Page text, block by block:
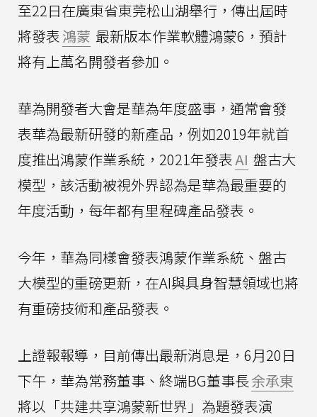
至22日在廣東省東莞松山湖舉行，傳出屆時
將發表鴻蒙 最新版本作業軟體鴻蒙6，預計
將有上萬名開發者參加。
華為開發者大會是華為年度盛事，通常會發
表華為最新研發的新產品，例如2019年就首
度推出鴻蒙作業系統，2021年發表AI 盤古大
模型，該活動被視外界認為是華為最重要的
年度活動，每年都有里程碑產品發表。
今年，華為同樣會發表鴻蒙作業系統、盤古
大模型的重磅更新，在AI與具身智慧領域也將
有重磅技術和產品發表。
上證報報導，目前傳出最新消息是，6月20日
下午，華為常務董事、終端BG董事長余承東
將以「共建共享鴻蒙新世界」為題發表演